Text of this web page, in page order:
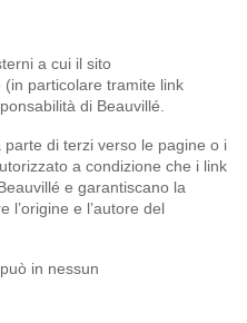
a cui il sito
(in particolare tramite link
di Beauvillé.
parte di terzi verso le pagine o i
a condizione che i link
e garantiscano la
l’origine e l’autore del
in nessun